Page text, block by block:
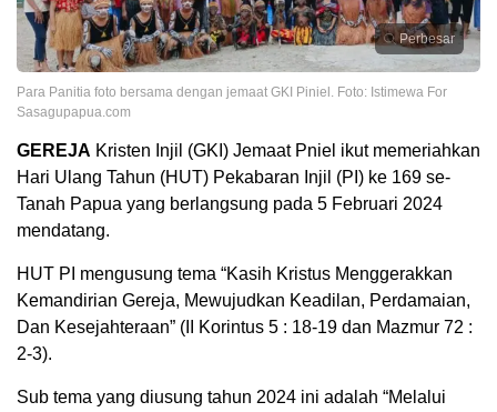
Perbesar
Para Panitia foto bersama dengan jemaat GKI Piniel. Foto: Istimewa For
Sasagupapua.com
GEREJA Kristen Injil (GKI) Jemaat Pniel ikut memeriahkan
Hari Ulang Tahun (HUT) Pekabaran Injil (PI) ke 169 se-
Tanah Papua yang berlangsung pada 5 Februari 2024
mendatang.
HUT PI mengusung tema “Kasih Kristus Menggerakkan
Kemandirian Gereja, Mewujudkan Keadilan, Perdamaian,
Dan Kesejahteraan” (II Korintus 5 : 18-19 dan Mazmur 72 :
2-3).
Sub tema yang diusung tahun 2024 ini adalah “Melalui